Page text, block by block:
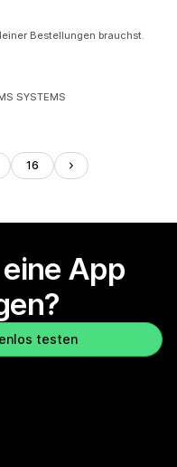
Bestellungen brauchst.
SYSTEMS
16
App
testen